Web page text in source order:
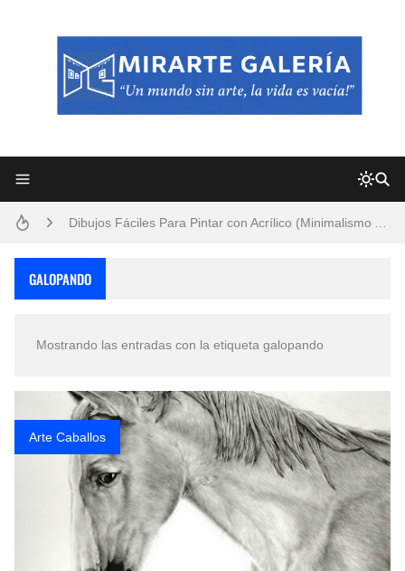
Frutas y Flores Para Colorear Imágenes
Dibujos para Colorear, una Actividad Divertida para Niños y Niñas
Fotos Artísticas de las Actrices de Hollywood Más Bellas del Mundo
Que significan los cuadros de negras africanas?
El mundo del arte en pintura surrealista
GALOPANDO
Mostrando las entradas con la etiqueta galopando
Arte Caballos